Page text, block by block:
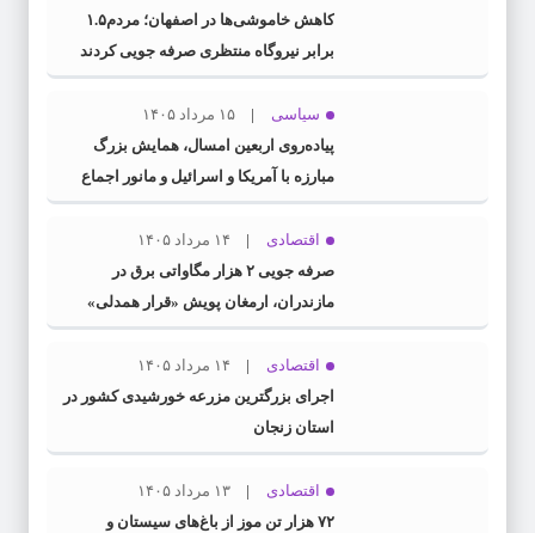
کاهش خاموشی‌ها در اصفهان؛ مردم۱.۵
برابر نیروگاه منتظری صرفه جویی کردند
سیاسی
۱۵ مرداد ۱۴۰۵
پیاده‌روی اربعین امسال، همایش بزرگ
مبارزه با آمریکا و اسرائیل و مانور اجماع
جبهه مقاومت و ملت‌های آزادی‌خواه در برابر
استکبار بود
اقتصادی
۱۴ مرداد ۱۴۰۵
صرفه جویی ۲ هزار مگاواتی برق در
مازندران، ارمغان پویش «قرار همدلی»
اقتصادی
۱۴ مرداد ۱۴۰۵
اجرای بزرگترین مزرعه خورشیدی کشور در
استان زنجان
اقتصادی
۱۳ مرداد ۱۴۰۵
۷۲ هزار تن موز از باغ‌های سیستان و